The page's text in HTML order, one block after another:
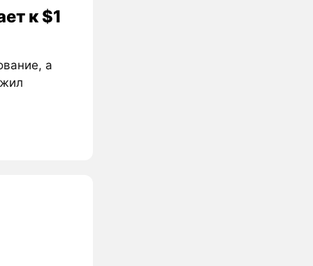
к $1
а